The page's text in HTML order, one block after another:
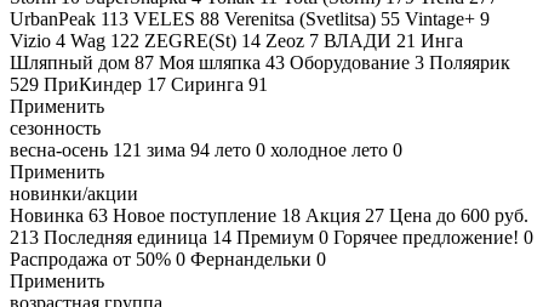
UrbanPeak 113 VELES 88 Verenitsa (Svetlitsa) 55 Vintage+ 9
Vizio 4 Wag 122 ZEGRE(St) 14 Zeoz 7 ВЛАДИ 21 Инга
Шляпный дом 87 Моя шляпка 43 Оборудование 3 Поляярик
529 ПриКиндер 17 Сиринга 91
Применить
сезонность
весна-осень 121 зима 94 лето 0 холодное лето 0
Применить
новинки/акции
Новинка 63 Новое поступление 18 Акция 27 Цена до 600 руб.
213 Последняя единица 14 Премиум 0 Горячее предложение! 0
Распродажа от 50% 0 Фернандельки 0
Применить
возрастная группа